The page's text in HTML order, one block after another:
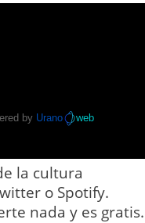
by Urano web
la cultura
o Spotify.
nada y es gratis.